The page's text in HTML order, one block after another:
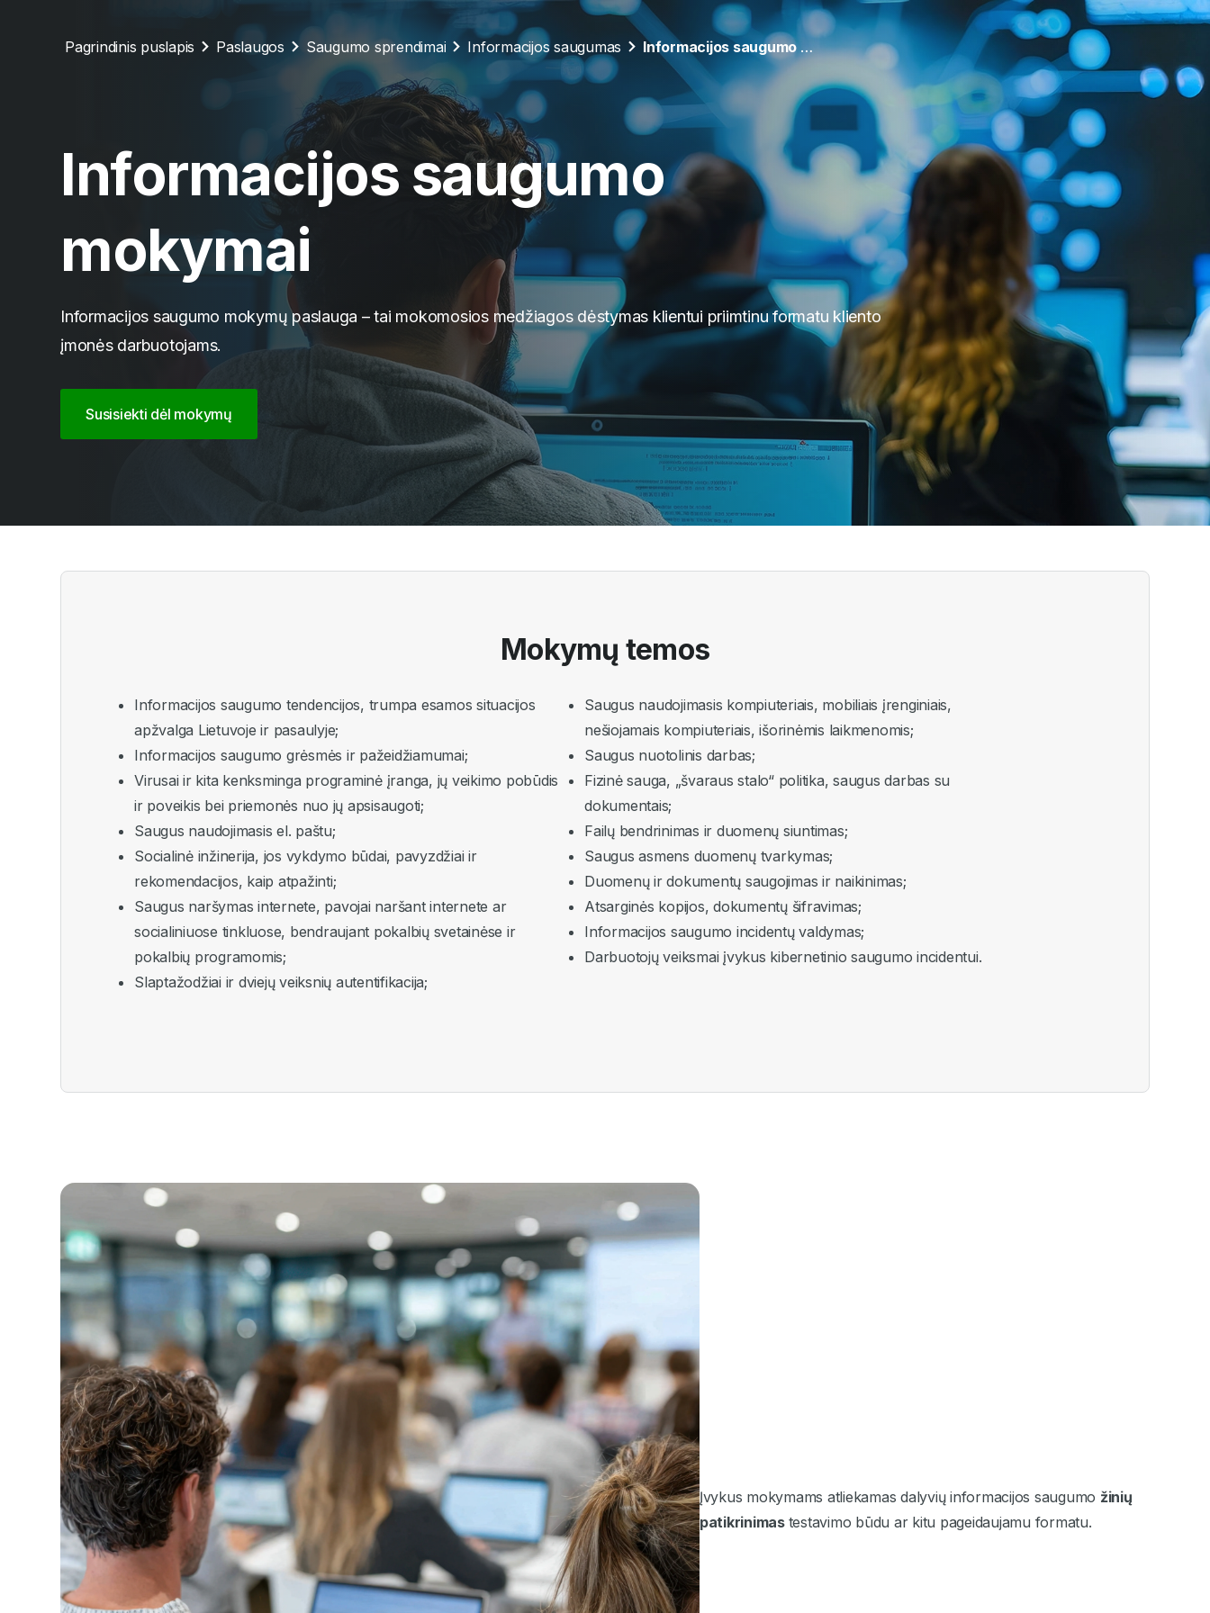
Pagrindinis puslapis Paslaugos Saugumo sprendimai Informacijos saugumas Informacijos saugumo mokymai
Informacijos saugumo
mokymai
Informacijos saugumo mokymų paslauga – tai mokomosios medžiagos dėstymas klientui priimtinu formatu kliento
įmonės darbuotojams.
Susisiekti dėl mokymų
Mokymų temos
Informacijos saugumo tendencijos, trumpa esamos situacijos
apžvalga Lietuvoje ir pasaulyje;
Informacijos saugumo grėsmės ir pažeidžiamumai;
Virusai ir kita kenksminga programinė įranga, jų veikimo pobūdis
ir poveikis bei priemonės nuo jų apsisaugoti;
Saugus naudojimasis el. paštu;
Socialinė inžinerija, jos vykdymo būdai, pavyzdžiai ir
rekomendacijos, kaip atpažinti;
Saugus naršymas internete, pavojai naršant internete ar
socialiniuose tinkluose, bendraujant pokalbių svetainėse ir
pokalbių programomis;
Slaptažodžiai ir dviejų veiksnių autentifikacija;
Saugus naudojimasis kompiuteriais, mobiliais įrenginiais,
nešiojamais kompiuteriais, išorinėmis laikmenomis;
Saugus nuotolinis darbas;
Fizinė sauga, „švaraus stalo“ politika, saugus darbas su
dokumentais;
Failų bendrinimas ir duomenų siuntimas;
Saugus asmens duomenų tvarkymas;
Duomenų ir dokumentų saugojimas ir naikinimas;
Atsarginės kopijos, dokumentų šifravimas;
Informacijos saugumo incidentų valdymas;
Darbuotojų veiksmai įvykus kibernetinio saugumo incidentui.
Įvykus mokymams atliekamas dalyvių informacijos saugumo žinių
patikrinimas testavimo būdu ar kitu pageidaujamu formatu.